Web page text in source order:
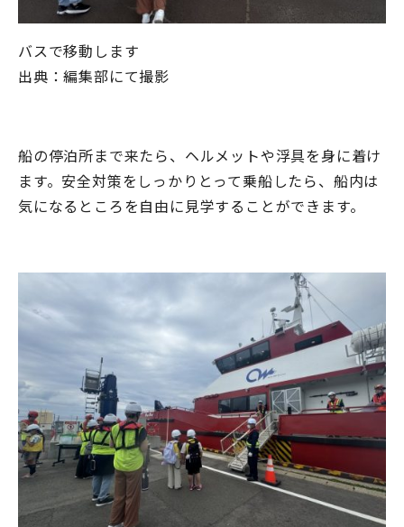
バスで移動します
出典：編集部にて撮影
船の停泊所まで来たら、ヘルメットや浮具を身に着け
ます。安全対策をしっかりとって乗船したら、船内は
気になるところを自由に見学することができます。